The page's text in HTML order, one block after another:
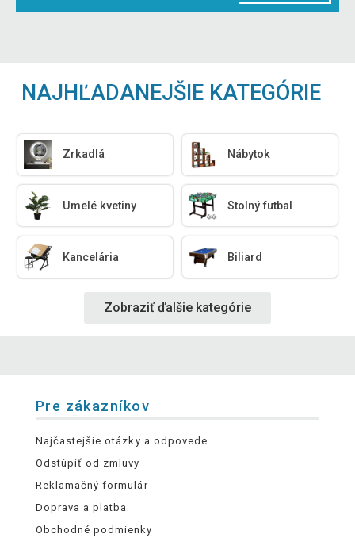
NAJHĽADANEJŠIE KATEGÓRIE
Zrkadlá Nábytok
Umelé kvetiny Stolný futbal
Kancelária Biliard
Zobraziť ďalšie kategórie
Pre zákazníkov
Najčastejšie otázky a odpovede
Odstúpiť od zmluvy
Reklamačný formulár
Doprava a platba
Obchodné podmienky